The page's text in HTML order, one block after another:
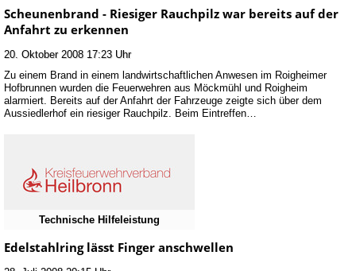
Scheunenbrand - Riesiger Rauchpilz war bereits auf der
Anfahrt zu erkennen
20. Oktober 2008 17:23 Uhr
Zu einem Brand in einem landwirtschaftlichen Anwesen im Roigheimer
Hofbrunnen wurden die Feuerwehren aus Möckmühl und Roigheim
alarmiert. Bereits auf der Anfahrt der Fahrzeuge zeigte sich über dem
Aussiedlerhof ein riesiger Rauchpilz. Beim Eintreffen…
Technische Hilfeleistung
Edelstahlring lässt Finger anschwellen